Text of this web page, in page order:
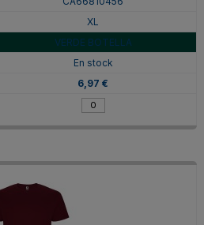
XL
VERDE BOTELLA
En stock
6,97 €